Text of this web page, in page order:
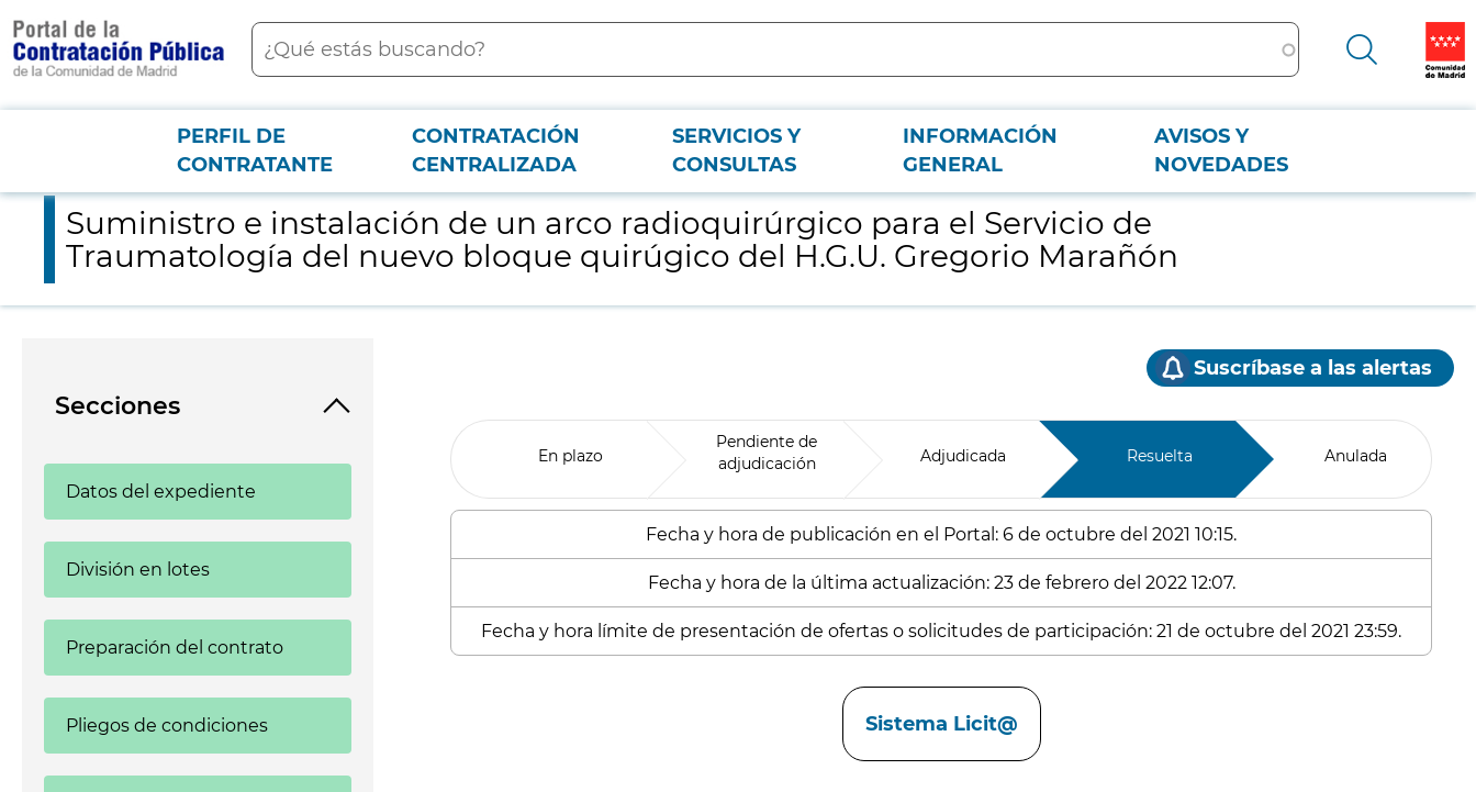
contenido
principal
Buscar
Menú PCON
PERFIL DE
CONTRATANTE
CONTRATACIÓN
CENTRALIZADA
SERVICIOS Y
CONSULTAS
INFORMACIÓN
GENERAL
AVISOS Y
NOVEDADES
Suministro e instalación de un arco radioquirúrgico para el Servicio de Traumatología del nuevo bloque quirúgico del H.G.U. Gregorio Marañón
Suministro e instalación de un arco radioquirúrgico para el Servicio de
Traumatología del nuevo bloque quirúgico del H.G.U. Gregorio Marañón
Secciones
Datos del expediente
División en lotes
Preparación del contrato
Pliegos de condiciones
Suscríbase a las alertas
En plazo
Pendiente de
adjudicación
Adjudicada Resuelta Anulada
Fecha y hora de publicación en el Portal: 6 de octubre del 2021 10:15.
Fecha y hora de la última actualización: 23 de febrero del 2022 12:07.
Fecha y hora límite de presentación de ofertas o solicitudes de participación: 21 de octubre del 2021 23:59.
Sistema Licit@